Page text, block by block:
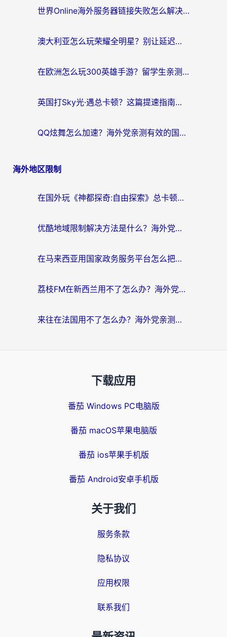
世界Online海外服务器链接失败怎么解决？告别卡顿延迟，海外玩国服游戏的正确打开方式
澳大利亚怎么玩荣耀全明星？别让延迟毁了你的连招！海外党专属加速攻略
在欧洲怎么玩300英雄手游？留学生亲测有效的国服游戏加速指南
英国打Sky光·遇总卡顿？这篇提速指南帮你找回治愈感
QQ炫舞怎么加速？海外党亲测有效的国服游戏加速指南（附失落城堡金铲铲之战解决方案）
海外地区限制
在国外玩《神都探奇:自由探索》总卡顿？3个实用技巧解决海外党追剧、社交、游戏难题
优酷地域限制解决方法是什么？海外党亲测有效的回国加速指南
在马来西亚用国家政务服务平台怎么把定位修改到中国国内？海外党解决数字壁垒的实用指南
荔枝FM在新西兰用不了怎么办？海外党必看的回国加速解决方案
来往在法国用不了怎么办？海外党亲测有效的回国加速指南
下载应用
番茄 Windows PC电脑版
番茄 macOS苹果电脑版
番茄 ios苹果手机版
番茄 Android安卓手机版
关于我们
服务条款
隐私协议
应用权限
联系我们